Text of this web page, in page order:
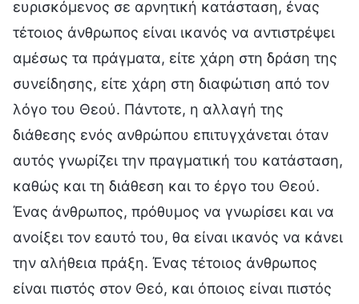
ευρισκόμενος σε αρνητική κατάσταση, ένας
τέτοιος άνθρωπος είναι ικανός να αντιστρέψει
αμέσως τα πράγματα, είτε χάρη στη δράση της
συνείδησης, είτε χάρη στη διαφώτιση από τον
λόγο του Θεού. Πάντοτε, η αλλαγή της
διάθεσης ενός ανθρώπου επιτυγχάνεται όταν
αυτός γνωρίζει την πραγματική του κατάσταση,
καθώς και τη διάθεση και το έργο του Θεού.
Ένας άνθρωπος, πρόθυμος να γνωρίσει και να
ανοίξει τον εαυτό του, θα είναι ικανός να κάνει
την αλήθεια πράξη. Ένας τέτοιος άνθρωπος
είναι πιστός στον Θεό, και όποιος είναι πιστός